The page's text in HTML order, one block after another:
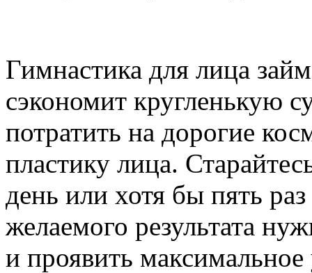
Гимнастика для лица
сэкономит кругленькую
потратить на дорогие
пластику лица.
день или хотя бы пять
желаемого результата
и проявить максимальное